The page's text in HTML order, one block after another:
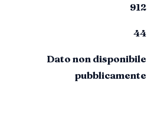
912
44
Dato non disponibile
pubblicamente